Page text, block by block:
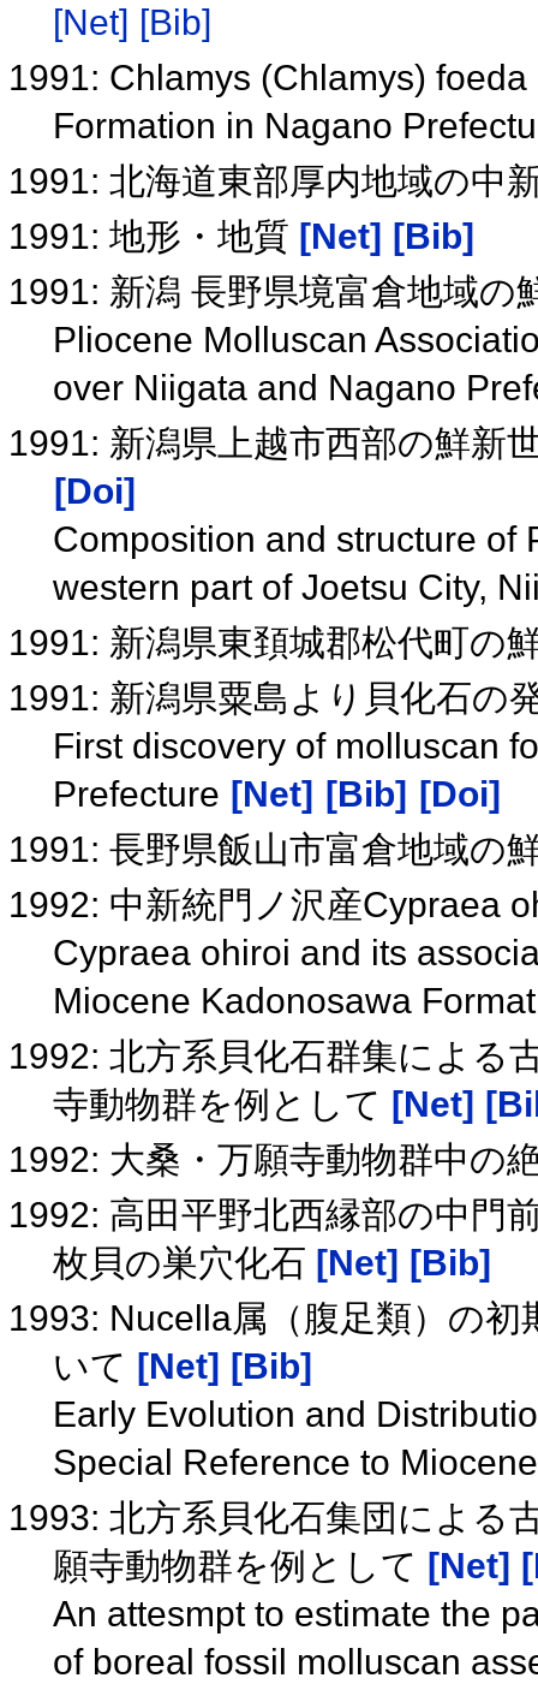
[Net] [Bib]
1991: Chlamys (Chlamys)
Formation in Nagano
1991: 北海道東部厚内地域の中
1991: 地形・地質 [Net] [Bib]
1991: 新潟 長野県境富倉地域の
Pliocene Molluscan
over Niigata and Nagano
1991: 新潟県上越市西部の鮮新
[Doi]
Composition and structure of
western part of Joetsu City,
1991: 新潟県東頚城郡松代町の
1991: 新潟県粟島より貝化石の
First discovery of molluscan
Prefecture [Net] [Bib] [Doi]
1991: 長野県飯山市富倉地域の
1992: 中新統門ノ沢産Cypraea
Cypraea ohiroi and its
Miocene Kadonosawa
1992: 北方系貝化石群集による
寺動物群を例として [Net]
1992: 大桑・万願寺動物群中の
1992: 高田平野北西縁部の中門
枚貝の巣穴化石 [Net] [Bib]
1993: Nucella属（腹足類）の
いて [Net] [Bib]
Early Evolution and
Special Reference to
1993: 北方系貝化石集団による
願寺動物群を例として [Net]
An attesmpt to estimate the
of boreal fossil molluscan